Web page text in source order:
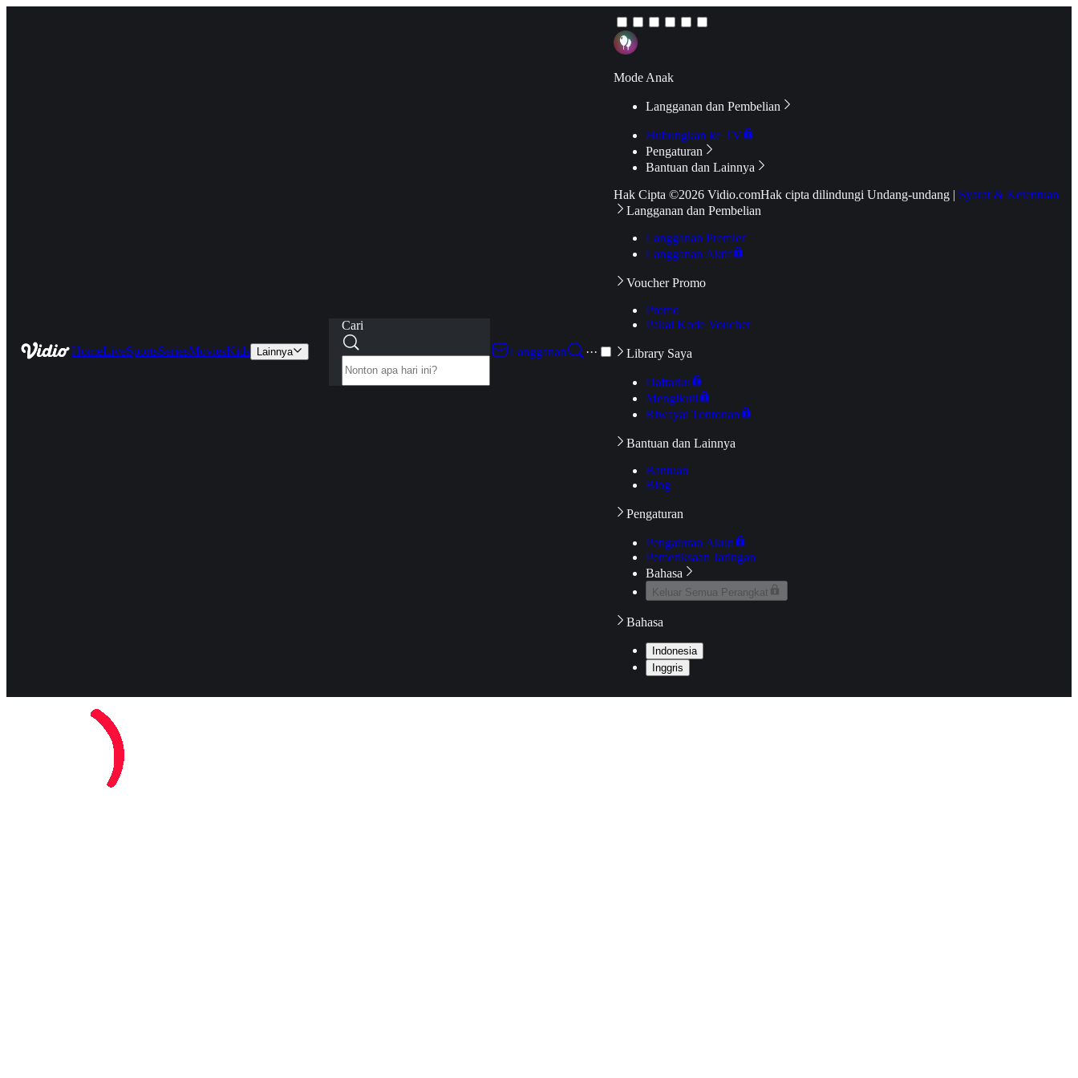
HomeLiveSportsSeriesMoviesKids Lainnya
Cari
Langganan
···
Mode Anak
Langganan dan Pembelian
Hubungkan ke TV
Pengaturan
Bantuan dan Lainnya
Hak Cipta ©2026 Vidio.comHak cipta dilindungi Undang-undang | Syarat & Ketentuan
Langganan dan Pembelian
Langganan Premier
Langganan Aktif
Voucher Promo
Promo
Pakai Kode Voucher
Library Saya
Daftarku
Mengikuti
Riwayat Tontonan
Bantuan dan Lainnya
Bantuan
Blog
Pengaturan
Pengaturan Akun
Pemeriksaan Jaringan
Bahasa
Keluar Semua Perangkat
Bahasa
Indonesia
Inggris